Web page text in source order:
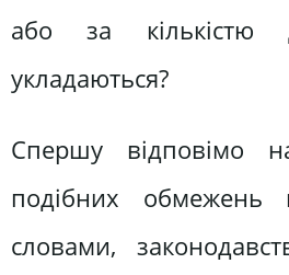
або за кількістю
укладаються?
Спершу відповімо
подібних обмежень
словами,